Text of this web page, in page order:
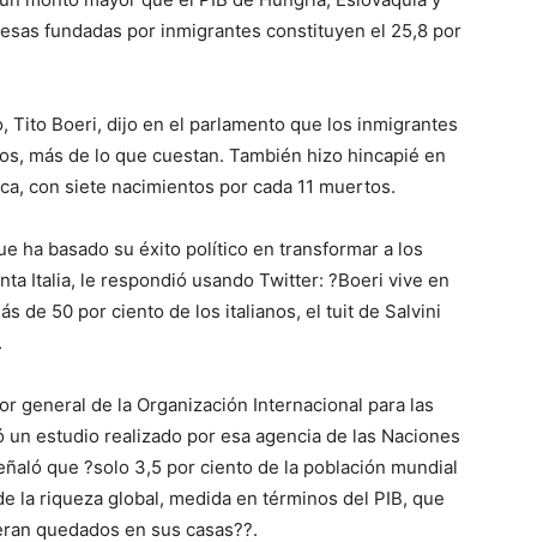
fundadas por inmigrantes constituyen el 25,8 por
Tito Boeri, dijo en el parlamento que los inmigrantes
más de lo que cuestan. También hizo hincapié en
con siete nacimientos por cada 11 muertos.
ha basado su éxito político en transformar a los
Italia, le respondió usando Twitter: ?Boeri vive en
de 50 por ciento de los italianos, el tuit de Salvini
general de la Organización Internacional para las
estudio realizado por esa agencia de las Naciones
que ?solo 3,5 por ciento de la población mundial
la riqueza global, medida en términos del PIB, que
quedados en sus casas??.